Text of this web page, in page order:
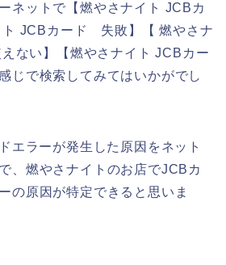
ネットで【燃やさナイト JCBカ
ト JCBカード 失敗】【 燃やさナ
ない】【燃やさナイト JCBカー
じで検索してみてはいかがでし
エラーが発生した原因をネット
、燃やさナイトのお店でJCBカ
の原因が特定できると思いま